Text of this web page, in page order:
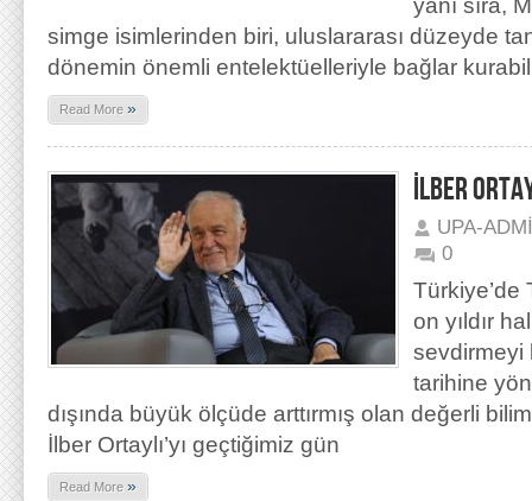
yanı sıra,
simge isimlerinden biri, uluslararası düzeyde
dönemin önemli entelektüelleriyle bağlar
Read More »
İLBER
UPA-
0
Türkiye’de
on yıldır
sevdirmeyi
tarihine
dışında büyük ölçüde arttırmış olan değerli
İlber Ortaylı’yı geçtiğimiz gün
Read More »